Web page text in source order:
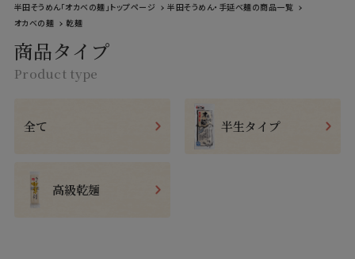
半田そうめん「オカベの麺」トップページ
半田そうめん・手延べ麺の商品一覧
オカベの麺
乾麺
商品タイプ
Product type
全て 半生タイプ
高級乾麺